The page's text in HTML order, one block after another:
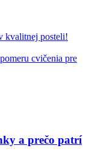
kvalitnej posteli!
cvičenia pre
a prečo patrí